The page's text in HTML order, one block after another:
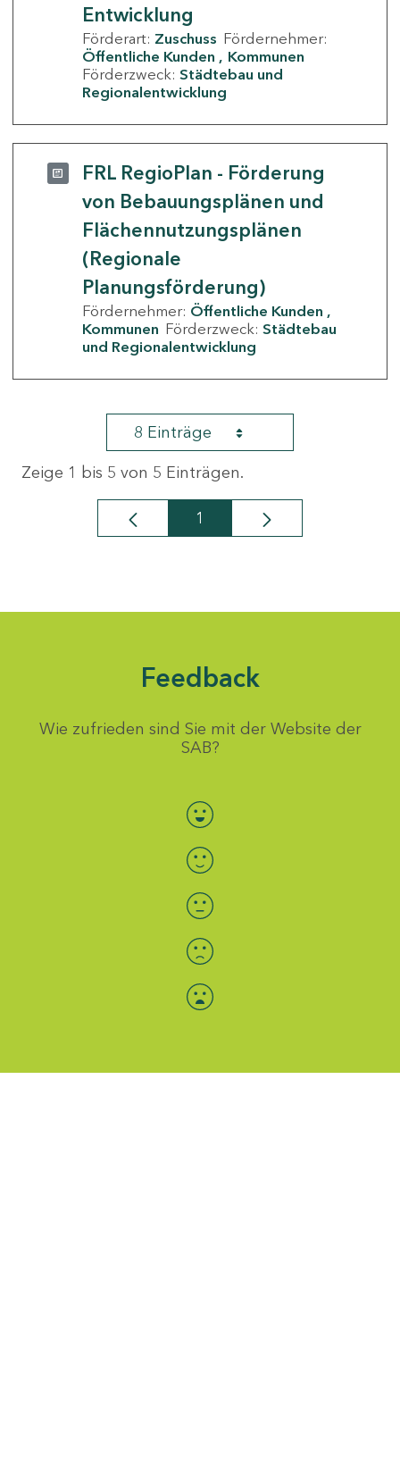
Entwicklung
Förderart: Zuschuss Fördernehmer:
Öffentliche Kunden
Kommunen
Förderzweck: Städtebau und
Regionalentwicklung
FRL RegioPlan - Förderung
von Bebauungsplänen und
Flächennutzungsplänen
(Regionale
Planungsförderung)
Fördernehmer: Öffentliche Kunden
Kommunen Förderzweck: Städtebau
und Regionalentwicklung
8 Einträge
Zeige 1 bis 5 von 5 Einträgen.
Seite
1
Feedback
Wie zufrieden sind Sie mit der Website der
SAB?
Bewertung auswählen